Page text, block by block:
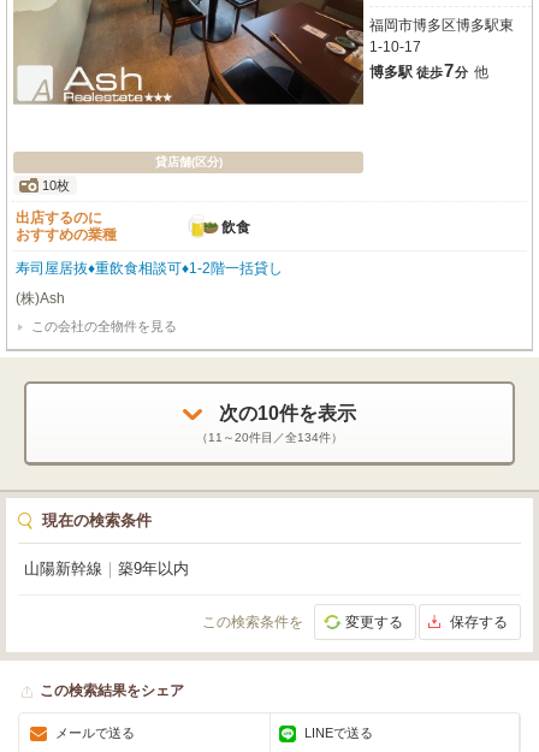
貸店舗(区分)
10枚
福岡市博多区博多駅東
1-10-17
博多駅 徒歩7分 他
出店するのに
おすすめの業種
飲食
寿司屋居抜♦重飲食相談可♦1-2階一括貸し
(株)Ash
この会社の全物件を見る
次の10件を表示
（11～20件目／全134件）
現在の検索条件
山陽新幹線 築9年以内
この検索条件を 変更する 保存する
この検索結果をシェア
メールで送る LINEで送る